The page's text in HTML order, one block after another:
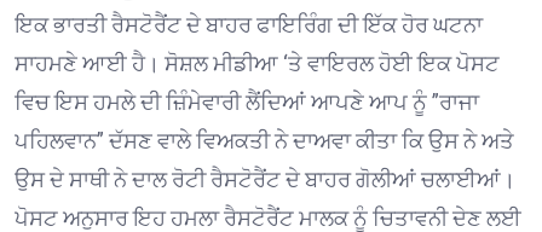
ਇਕ ਭਾਰਤੀ ਰੈਸਟੋਰੈਂਟ ਦੇ ਬਾਹਰ ਫਾਇਰਿੰਗ ਦੀ ਇੱਕ ਹੋਰ ਘਟਨਾ
ਸਾਹਮਣੇ ਆਈ ਹੈ। ਸੋਸ਼ਲ ਮੀਡੀਆ ‘ਤੇ ਵਾਇਰਲ ਹੋਈ ਇਕ ਪੋਸਟ
ਵਿਚ ਇਸ ਹਮਲੇ ਦੀ ਜ਼ਿੰਮੇਵਾਰੀ ਲੈਂਦਿਆਂ ਆਪਣੇ ਆਪ ਨੂੰ ”ਰਾਜਾ
ਪਹਿਲਵਾਨ” ਦੱਸਣ ਵਾਲੇ ਵਿਅਕਤੀ ਨੇ ਦਾਅਵਾ ਕੀਤਾ ਕਿ ਉਸ ਨੇ ਅਤੇ
ਉਸ ਦੇ ਸਾਥੀ ਨੇ ਦਾਲ ਰੋਟੀ ਰੈਸਟੋਰੈਂਟ ਦੇ ਬਾਹਰ ਗੋਲੀਆਂ ਚਲਾਈਆਂ।
ਪੋਸਟ ਅਨੁਸਾਰ ਇਹ ਹਮਲਾ ਰੈਸਟੋਰੈਂਟ ਮਾਲਕ ਨੂੰ ਚਿਤਾਵਨੀ ਦੇਣ ਲਈ